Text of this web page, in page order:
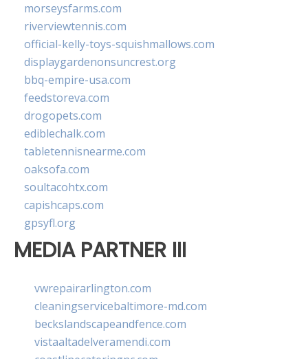
morseysfarms.com
riverviewtennis.com
official-kelly-toys-squishmallows.com
displaygardenonsuncrest.org
bbq-empire-usa.com
feedstoreva.com
drogopets.com
ediblechalk.com
tabletennisnearme.com
oaksofa.com
soultacohtx.com
capishcaps.com
gpsyfl.org
MEDIA PARTNER III
vwrepairarlington.com
cleaningservicebaltimore-md.com
beckslandscapeandfence.com
vistaaltadelveramendi.com